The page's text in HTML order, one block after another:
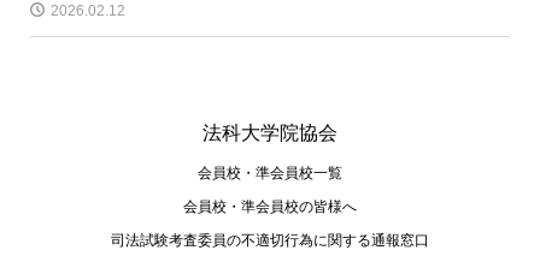
2026.02.12
法科大学院協会
会員校・準会員校一覧
会員校・準会員校の皆様へ
司法試験考査委員の不適切⾏為に関する通報窓⼝